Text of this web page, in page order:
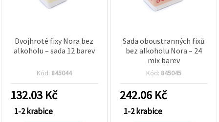
Dvojhroté fixy Nora bez
alkoholu – sada 12 barev
Kód: 845044
132.03 Kč
1-2 krabice
Sada oboustranných fixů
bez alkoholu Nora – 24
mix barev
Kód: 845045
242.06 Kč
1-2 krabice